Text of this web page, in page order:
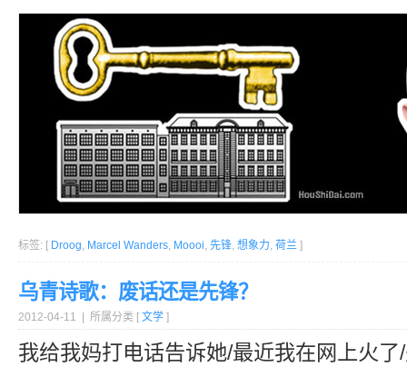
标签: [ Droog, Marcel Wanders, Moooi, 先锋, 想象力, 荷兰 ]
乌青诗歌：废话还是先锋？
2012-04-11 | 所属分类 [ 文学 ]
我给我妈打电话告诉她/最近我在网上火